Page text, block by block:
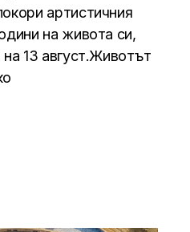
артистичния
на живота си,
13 август.Животът